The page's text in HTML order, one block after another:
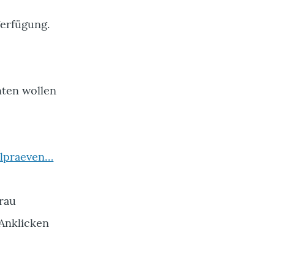
wollen